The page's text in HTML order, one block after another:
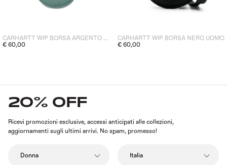
CARHARTT WIP BORSA ARGENTO UOMO
€ 60,00
CARHARTT WIP BORSA NERO UOMO
€ 60,00
20% OFF
Ricevi promozioni esclusive, accessi anticipati alle collezioni,
aggiornamenti sugli ultimi arrivi. No spam, promesso!